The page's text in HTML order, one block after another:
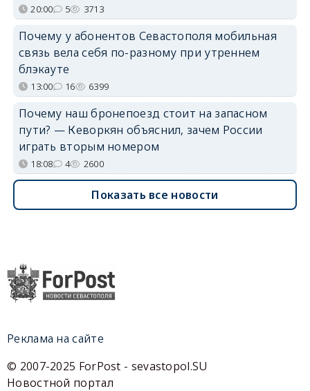
20:00 5 3713
Почему у абонентов Севастополя мобильная
связь вела себя по-разному при утреннем
блэкауте
13:00 16 6399
Почему наш бронепоезд стоит на запасном
пути? — Кеворкян объяснил, зачем России
играть вторым номером
18:08 4 2600
Показать все новости
Реклама на сайте
© 2007-2025 ForPost - sevastopol.SU
Новостной портал